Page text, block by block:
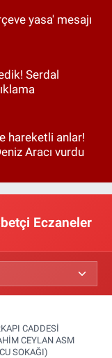
yasa' mesajı
Serdal
hareketli anlar!
Aracı vurdu
Eczaneler
CADDESİ
CEYLAN ASM
SOKAĞI)